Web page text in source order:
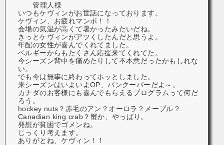
管理人様
いつもケヴィンがお世話になっております。
ケヴィン、お疲れマンボ！！
会場の気温が高くて暑かったみたいだね。
きっとケヴィンがアツくしたんだと思うよ。
年配の女性が喜んでくれてました。
ベルギーからもたくさん応援来てくれてた。
今シーズン背中を痛めたりして不本意だったかもしれな
い。
でも今は無事に終わってホッとしました。
来シーズンはいよいよOP、バンクーバーだよ～。
カナダのお客様にも喜んでもらえるプログラムって何だ
ろう。
hockey nuts？赤毛のアン？オーロラ？メープル？
Canadian king crab？蟹か、やっぱり。
発想が貧困でゴメンね。
じっくり考えます。
ありがとね、ケヴィン！！